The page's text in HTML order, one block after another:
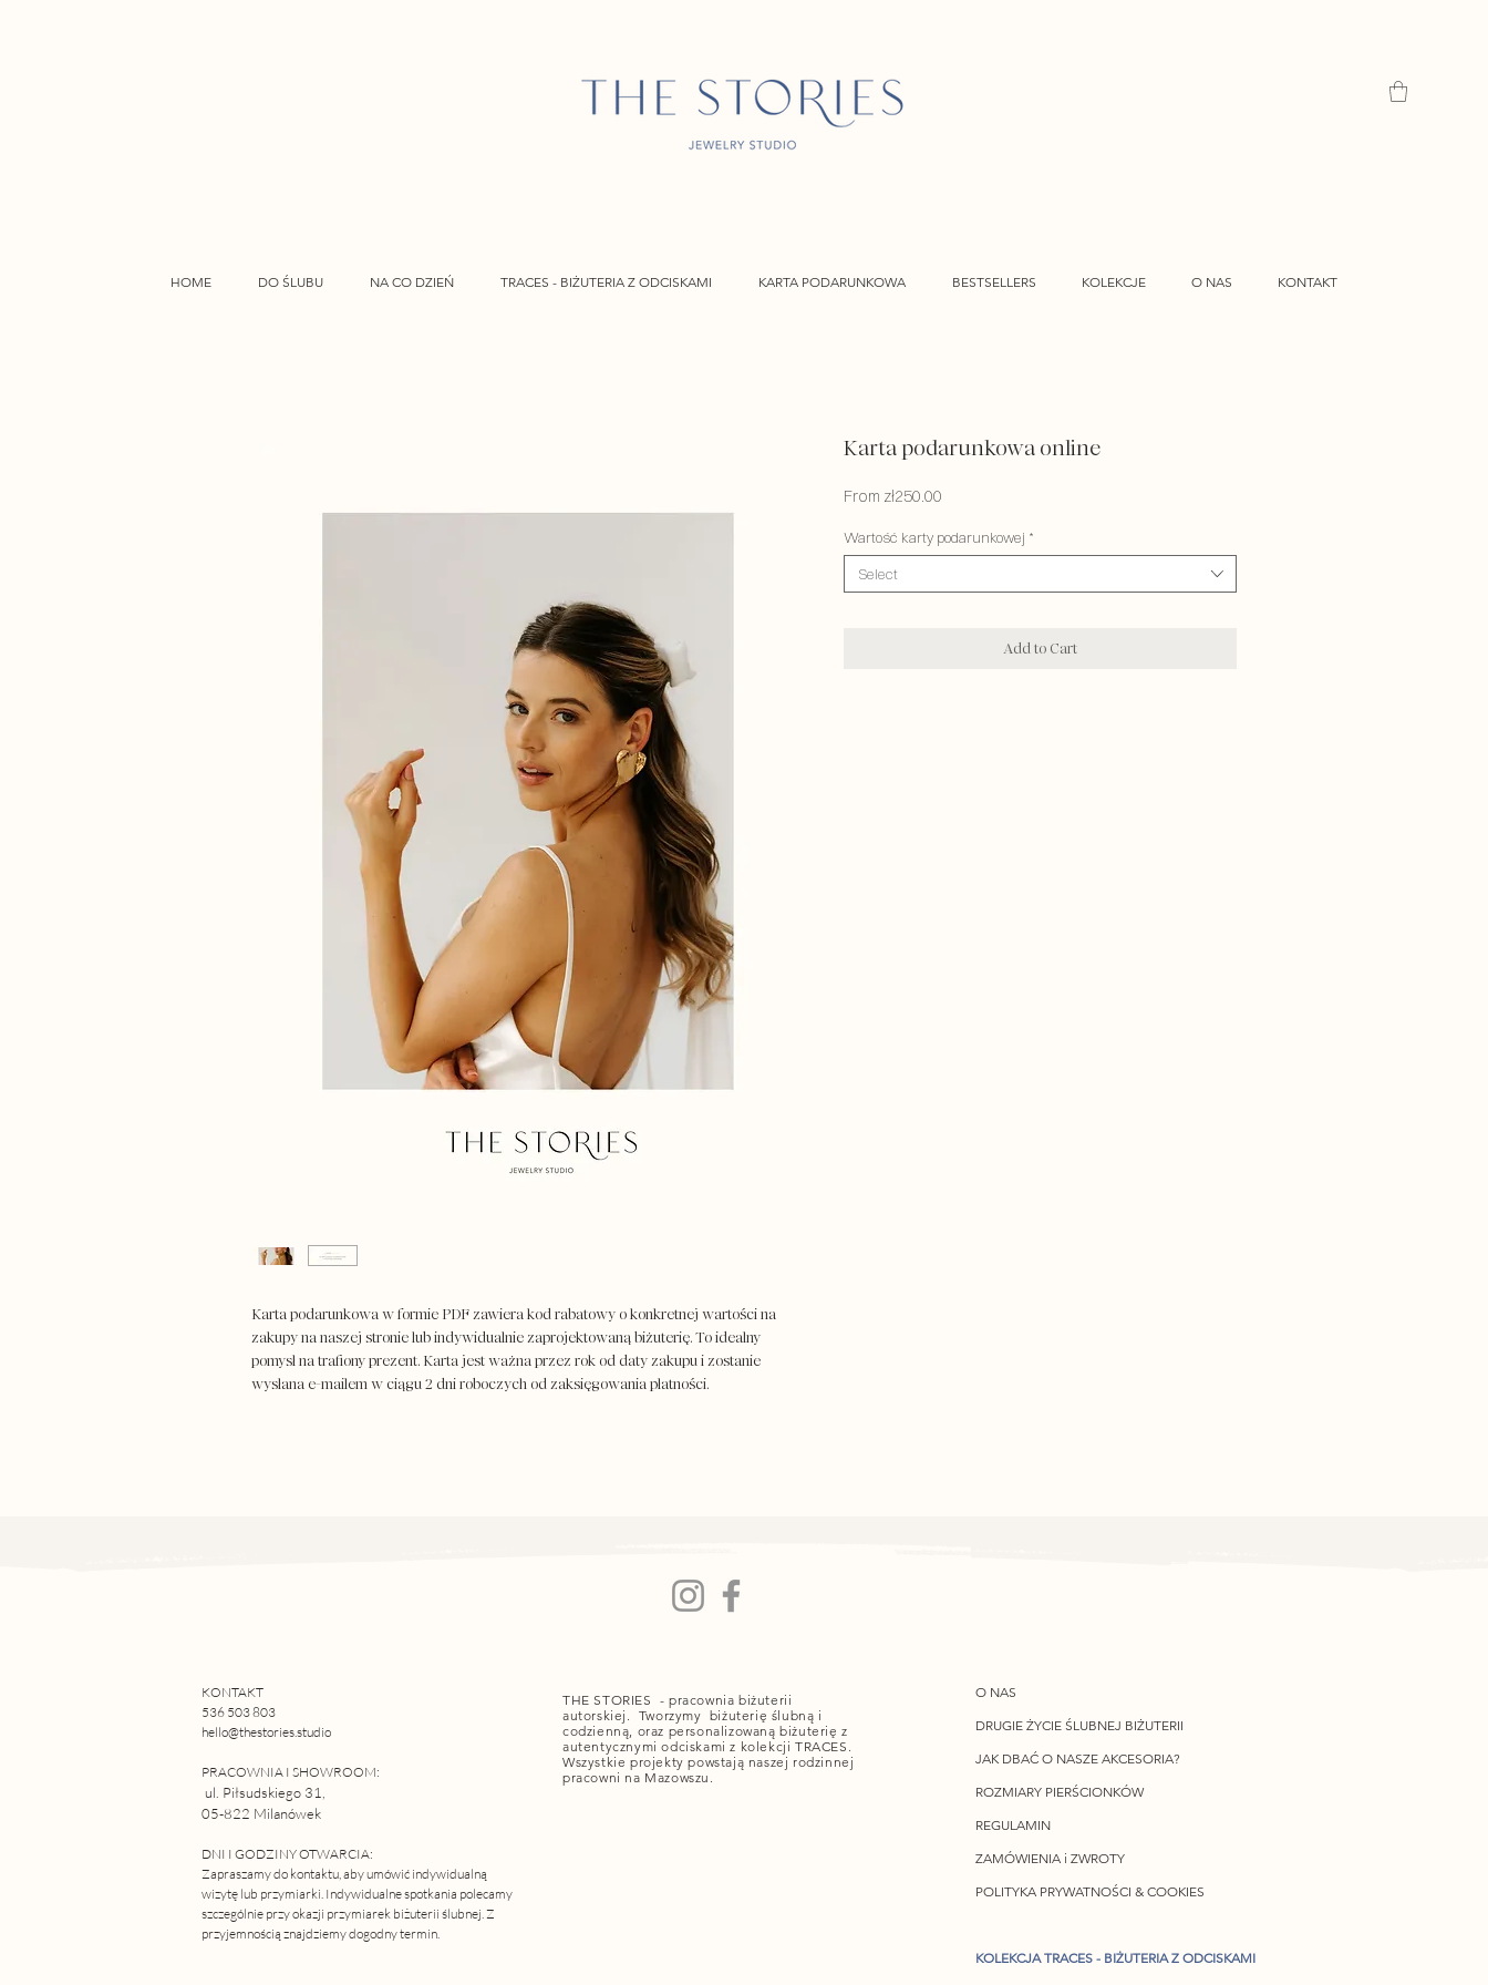
HOME DO ŚLUBU NA CO DZIEŃ TRACES - BIŻUTERIA Z ODCISKAMI KARTA PODARUNKOWA BESTSELLERS KOLEKCJE O NAS KONTAKT
Karta podarunkowa w formie PDF zawiera kod rabatowy o konkretnej wartości na
zakupy na naszej stronie lub indywidualnie zaprojektowaną biżuterię. To idealny
pomysł na trafiony prezent. Karta jest ważna przez rok od daty zakupu i zostanie
wysłana e-mailem w ciągu 2 dni roboczych od zaksięgowania płatności.
Karta podarunkowa online
From zł250.00
Wartość karty podarunkowej *
Select
Add to Cart
KONTAKT
536 503 803
hello@thestories.studio
PRACOWNIA I SHOWROOM:
ul. Piłsudskiego 31,
05-822 Milanówek
DNI I GODZINY OTWARCIA:
Zapraszamy do kontaktu, aby umówić indywidualną
wizytę lub przymiarki. Indywidualne spotkania polecamy
szczególnie przy okazji przymiarek biżuterii ślubnej. Z
przyjemnością znajdziemy dogodny termin.
THE STORIES - pracownia biżuterii
autorskiej. Tworzymy biżuterię ślubną i
codzienną, oraz personalizowaną biżuterię z
autentycznymi odciskami z kolekcji TRACES.
Wszystkie projekty powstają naszej rodzinnej
pracowni na Mazowszu.
O NAS
DRUGIE ŻYCIE ŚLUBNEJ BIŻUTERII
JAK DBAĆ O NASZE AKCESORIA?
ROZMIARY PIERŚCIONKÓW
REGULAMIN
ZAMÓWIENIA i ZWROTY
POLITYKA PRYWATNOŚCI & COOKIES
KOLEKCJA TRACES - BIŻUTERIA Z ODCISKAMI